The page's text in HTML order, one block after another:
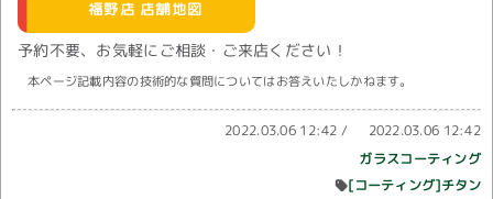
福野店 店舗地図
予約不要、お気軽にご相談・ご来店ください！
本ページ記載内容の技術的な質問についてはお答えいたしかねます。
2022.03.06 12:42 / 2022.03.06 12:42
ガラスコーティング
[コーティング]チタン